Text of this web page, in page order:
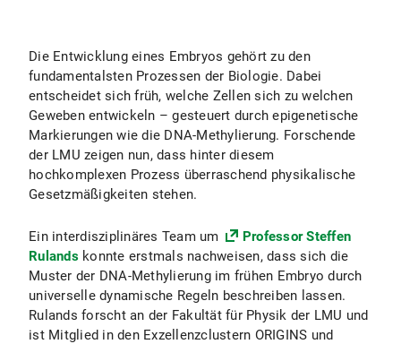
Die Entwicklung eines Embryos gehört zu den
fundamentalsten Prozessen der Biologie. Dabei
entscheidet sich früh, welche Zellen sich zu welchen
Geweben entwickeln – gesteuert durch epigenetische
Markierungen wie die DNA-Methylierung. Forschende
der LMU zeigen nun, dass hinter diesem
hochkomplexen Prozess überraschend physikalische
Gesetzmäßigkeiten stehen.
Ein interdisziplinäres Team um
Professor Steffen
Rulandskonnte erstmals nachweisen, dass sich die
Muster der DNA-Methylierung im frühen Embryo durch
universelle dynamische Regeln beschreiben lassen.
Rulands forscht an der Fakultät für Physik der LMU und
ist Mitglied in den Exzellenzclustern ORIGINS und